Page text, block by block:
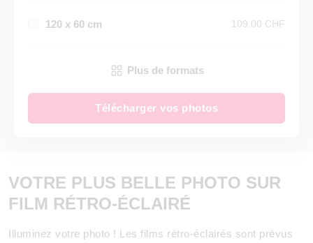
120 x 60 cm 109.00 CHF
Plus de formats
Télécharger vos photos
VOTRE PLUS BELLE PHOTO SUR
FILM RÉTRO-ÉCLAIRÉ
Illuminez votre photo ! Les films rétro-éclairés sont prévus